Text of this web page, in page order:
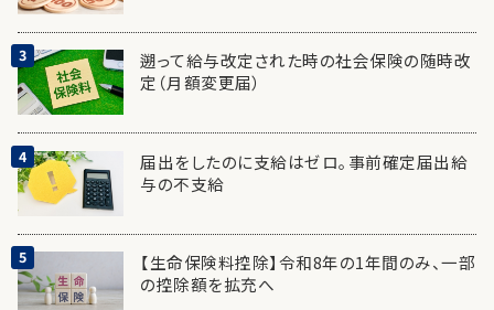
遡って給与改定された時の社会保険の随時改
定（月額変更届）
届出をしたのに支給はゼロ。事前確定届出給
与の不支給
【生命保険料控除】令和8年の1年間のみ、一部
の控除額を拡充へ